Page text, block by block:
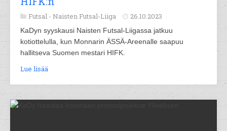
Futsal - Naisten Futsal-Liiga 26.10.2023
KaDyn syyskausi Naisten Futsal-Liigassa jatkuu
kotiottelulla, kun Monnarin ÄSSÄ-Areenalle saapuu
hallitseva Suomen mestari HIFK.
Lue lisää